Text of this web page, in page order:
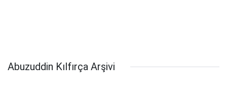
Abuzuddin Kılfırça Arşivi